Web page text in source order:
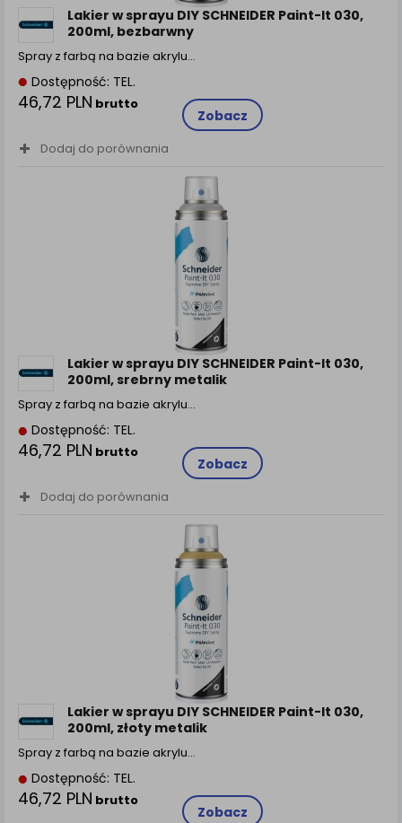
Lakier w sprayu DIY SCHNEIDER Paint-It 030,
200ml, bezbarwny
Spray z farbą na bazie akrylu…
Dostępność: TEL.
46,72 PLN brutto
Zobacz
Dodaj do porównania
Lakier w sprayu DIY SCHNEIDER Paint-It 030,
200ml, srebrny metalik
Spray z farbą na bazie akrylu…
Dostępność: TEL.
46,72 PLN brutto
Zobacz
Dodaj do porównania
Lakier w sprayu DIY SCHNEIDER Paint-It 030,
200ml, złoty metalik
Spray z farbą na bazie akrylu…
Dostępność: TEL.
46,72 PLN brutto
Zobacz